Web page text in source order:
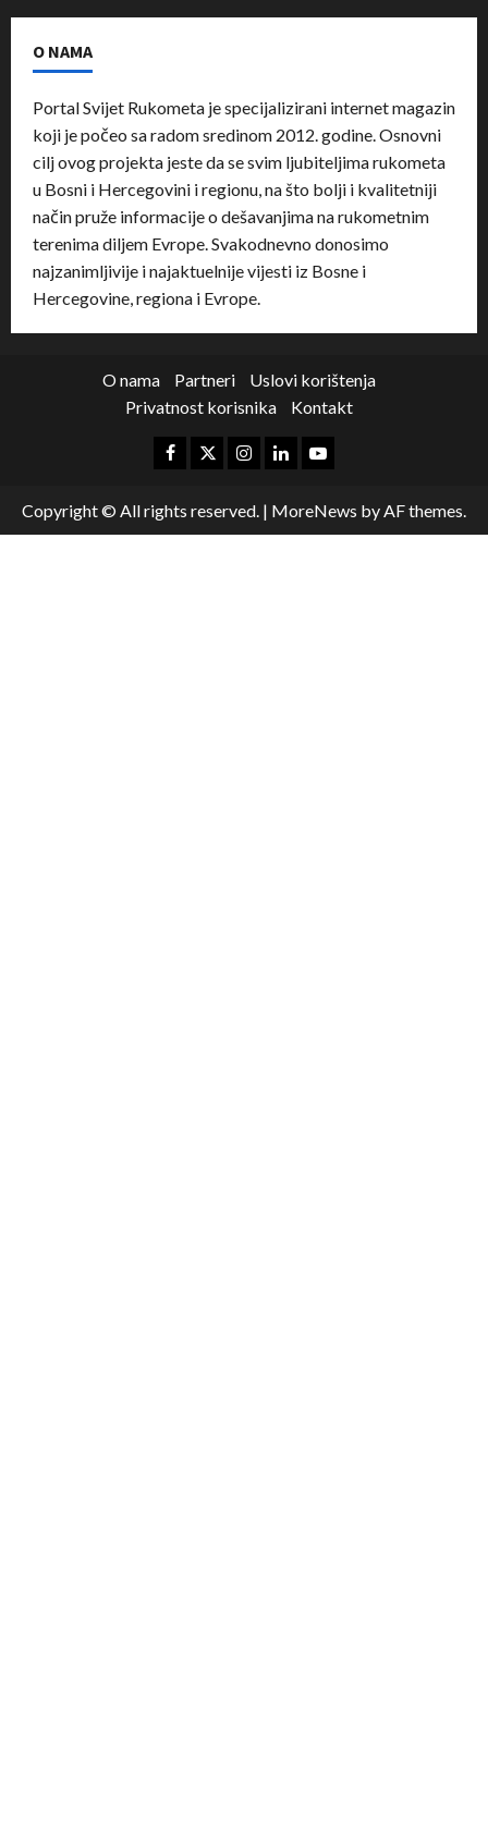
O NAMA
Portal Svijet Rukometa je specijalizirani internet magazin
koji je počeo sa radom sredinom 2012. godine. Osnovni
cilj ovog projekta jeste da se svim ljubiteljima rukometa
u Bosni i Hercegovini i regionu, na što bolji i kvalitetniji
način pruže informacije o dešavanjima na rukometnim
terenima diljem Evrope. Svakodnevno donosimo
najzanimljivije i najaktuelnije vijesti iz Bosne i
Hercegovine, regiona i Evrope.
O nama Partneri
Uslovi korištenja
Privatnost korisnika
Kontakt
Copyright © All rights reserved. | MoreNews by AF themes.